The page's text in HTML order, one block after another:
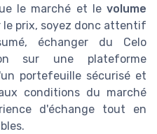
le marché et le volume
prix, soyez donc attentif
échanger du Celo
sur une plateforme
portefeuille sécurisé et
conditions du marché
d'échange tout en